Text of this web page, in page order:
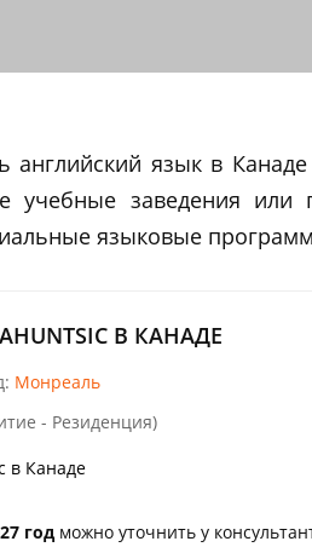
язык в
заведения или
языковые
В КАНАДЕ
Монреаль
- Резиденция)
в Канаде
год можно уточнить у